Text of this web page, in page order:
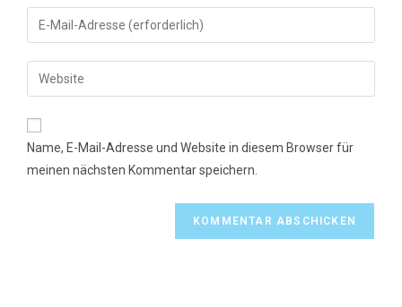
Namen
oder
zum
Kommentieren
ein
Gib
deine
E-
Mail-
zum
Kommentieren
ein
Gib
deine
Website-
Name, E-Mail-Adresse und Website in diesem Browser für
meinen nächsten Kommentar speichern.